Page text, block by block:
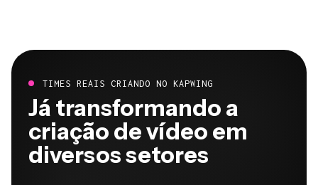
TIMES REAIS CRIANDO NO KAPWING
Já transformando a
criação de vídeo em
diversos setores